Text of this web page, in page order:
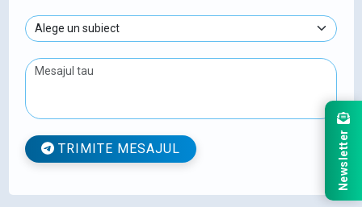
TRIMITE MESAJUL Newsletter